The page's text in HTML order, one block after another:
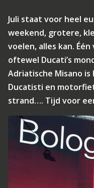
Juli staat voor heel
weekend, grotere,
voelen, alles kan.
oftewel Ducati’s
Adriatische Misano
Ducatisti en
strand…. Tijd voor